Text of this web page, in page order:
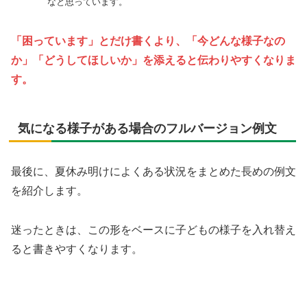
「困っています」とだけ書くより、「今どんな様子なの
か」「どうしてほしいか」を添えると伝わりやすくなりま
す。
気になる様子がある場合のフルバージョン例文
最後に、夏休み明けによくある状況をまとめた長めの例文
を紹介します。
迷ったときは、この形をベースに子どもの様子を入れ替え
ると書きやすくなります。